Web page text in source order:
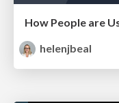
helenjbeal